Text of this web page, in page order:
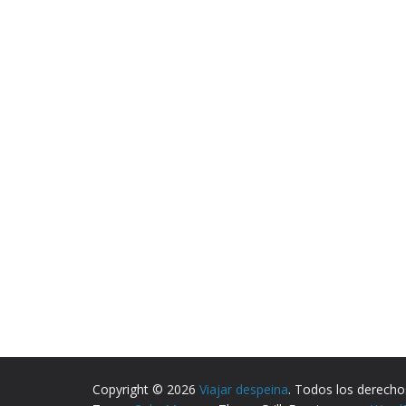
Copyright © 2026 Viajar despeina. Todos los